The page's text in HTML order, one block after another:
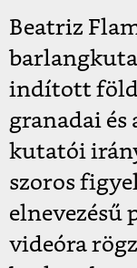
Beatriz
indított
granadai és
kutatói
szoros
elnevezésű
videóra